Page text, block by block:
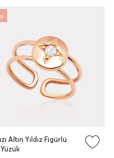
Altın Yıldız Figürlü
Yüzük